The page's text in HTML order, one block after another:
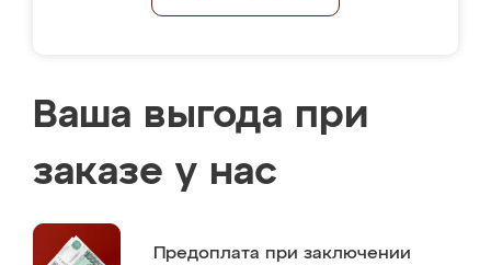
Ваша выгода при
заказе у нас
Предоплата при заключении